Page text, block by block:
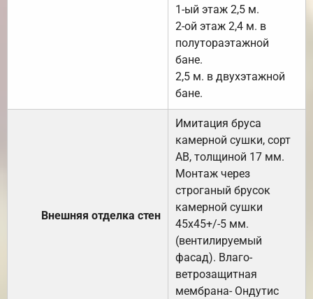
1-ый этаж 2,5 м.
2-ой этаж 2,4 м. в
полутораэтажной
бане.
2,5 м. в двухэтажной
бане.
Внешняя отделка стен
Имитация бруса
камерной сушки, сорт
АВ, толщиной 17 мм.
Монтаж через
строганый брусок
камерной сушки
45х45+/-5 мм.
(вентилируемый
фасад). Влаго-
ветрозащитная
мембрана- Ондутис